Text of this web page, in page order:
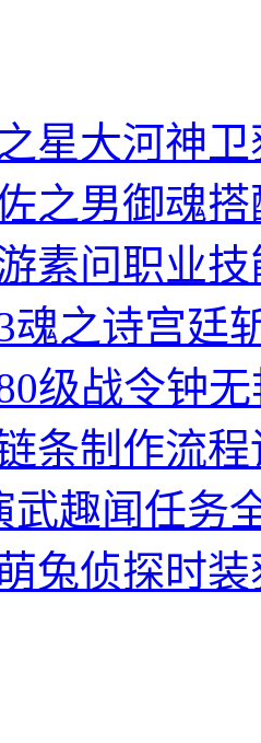
星大河神
之男御魂
素问职业
魂之诗宫廷
级战令钟
条制作流程
武趣闻任务
兔侦探时